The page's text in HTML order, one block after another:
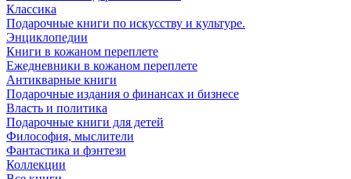
Классика
Подарочные книги по искусству и культуре.
Энциклопедии
Книги в кожаном переплете
Ежедневники в кожаном переплете
Антикварные книги
Подарочные издания о финансах и бизнесе
Власть и политика
Подарочные книги для детей
Философия, мыслители
Фантастика и фэнтези
Коллекции